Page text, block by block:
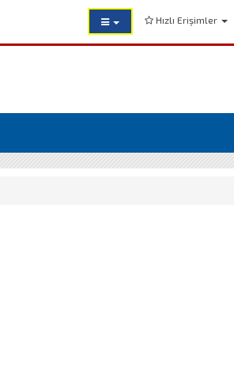
Hızlı Erişimler